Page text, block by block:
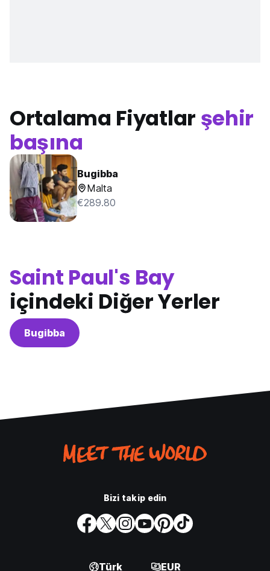
Ortalama Fiyatlar şehir
başına
Bugibba
Malta
€289.80
Saint Paul's Bay
içindeki Diğer Yerler
Bugibba
Bizi takip edin
Türk EUR